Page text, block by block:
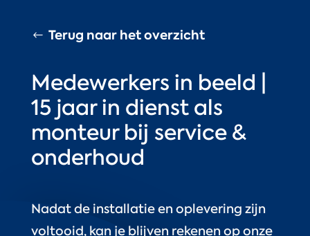
Terug naar het overzicht
Medewerkers in beeld |
15 jaar in dienst als
monteur bij service &
onderhoud
Nadat de installatie en oplevering zijn
voltooid, kan je blijven rekenen op onze